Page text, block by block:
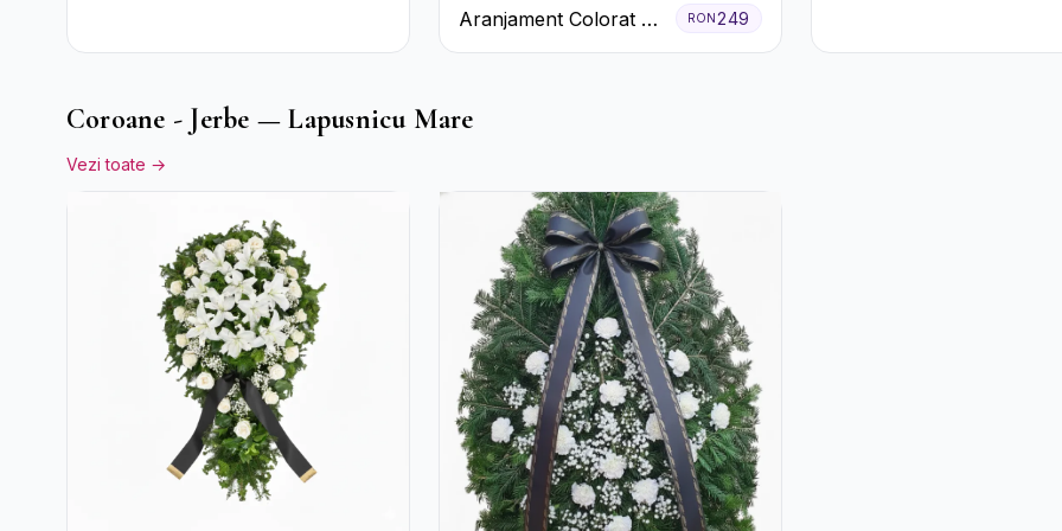
Aranjament Colorat cu
Crizanteme în Cutie
RON 249
Alstroemeria
Coroane - Jerbe — Lapusnicu Mare
Vezi toate →